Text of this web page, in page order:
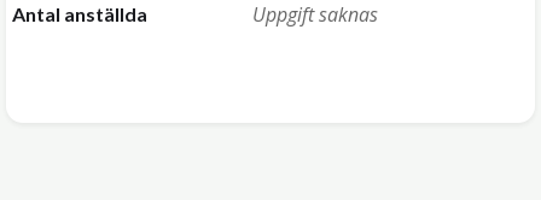
Antal anställda Uppgift saknas